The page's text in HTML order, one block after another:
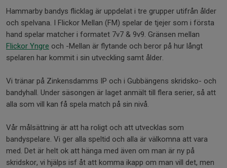
Hammarby bandys flicklag är uppdelat i tre grupper utifrån ålder
och spelvana. I Flickor Mellan (FM) spelar de tjejer som i första
hand spelar matcher i formatet 7v7 & 9v9. Gränsen mellan
Flickor Yngre och -Mellan är flytande och beror på hur långt
spelaren har kommit i sin utveckling samt ålder.
Vi tränar på Zinkensdamms IP och i Gubbängens skridsko- och
bandyhall. Under säsongen är laget anmält till flera serier, så att
alla som vill kan få spela match på sin nivå.
Vår målsättning är att ha roligt och att utvecklas som
bandyspelare. Vi ger alla speltid och alla är välkomna att vara
med. Det är helt ok att hänga med även om man är ny på
skridskor, vi hjälps isf åt att komma ikapp om man vill det, men